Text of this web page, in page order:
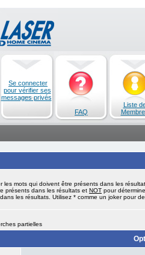
Se connecter
pour vérifier ses
messages privés
FAQ
Liste
les mots qui doivent être présents dans les
présents dans les résultats et NOT pour
les résultats. Utilisez * comme un joker pour
partielles